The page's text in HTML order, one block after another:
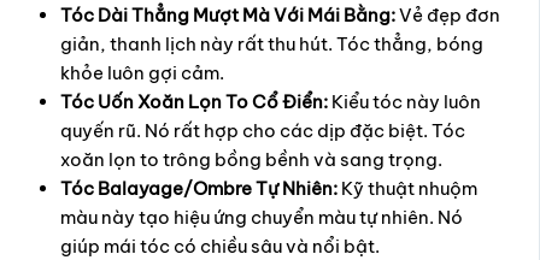
Tóc Dài Thẳng Mượt Mà Với Mái Bằng:Vẻ đẹp đơn
giản, thanh lịch này rất thu hút. Tóc thẳng, bóng
khỏe luôn gợi cảm.
Tóc Uốn Xoăn Lọn To Cổ Điển: Kiểu tóc này luôn
quyến rũ. Nó rất hợp cho các dịp đặc biệt. Tóc
xoăn lọn to trông bồng bềnh và sang trọng.
Tóc Balayage/Ombre Tự Nhiên: Kỹ thuật nhuộm
màu này tạo hiệu ứng chuyển màu tự nhiên. Nó
giúp mái tóc có chiều sâu và nổi bật.